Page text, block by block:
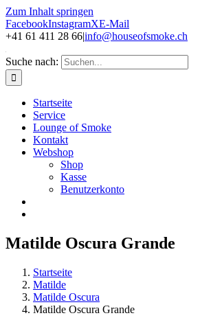
Zum Inhalt springen
FacebookInstagramXE-Mail
+41 61 411 28 66|info@houseofsmoke.ch
Suche nach:
Startseite
Service
Lounge of Smoke
Kontakt
Webshop
Shop
Kasse
Benutzerkonto
Matilde Oscura Grande
Startseite
Matilde
Matilde Oscura
Matilde Oscura Grande